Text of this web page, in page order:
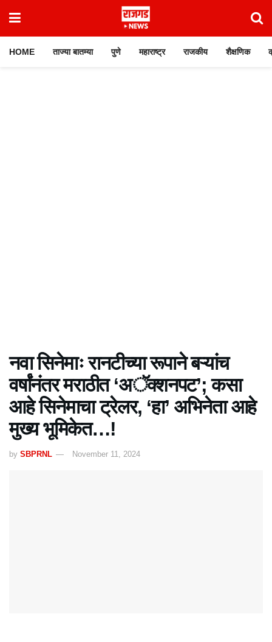
HOME ताज्या बातम्या पुणे महाराष्ट्र राजकीय शैक्षणिक
नवा सिनेमाः रानटीच्या रूपाने बऱ्यांच
वर्षांनंतर मराठीत ‘अॅक्शनपट’; कसा
आहे सिनेमाचा ट्रेलर, ‘हा’ अभिनेता आहे
मुख्य भूमिकेत…!
by SBPRNL November 11, 2024